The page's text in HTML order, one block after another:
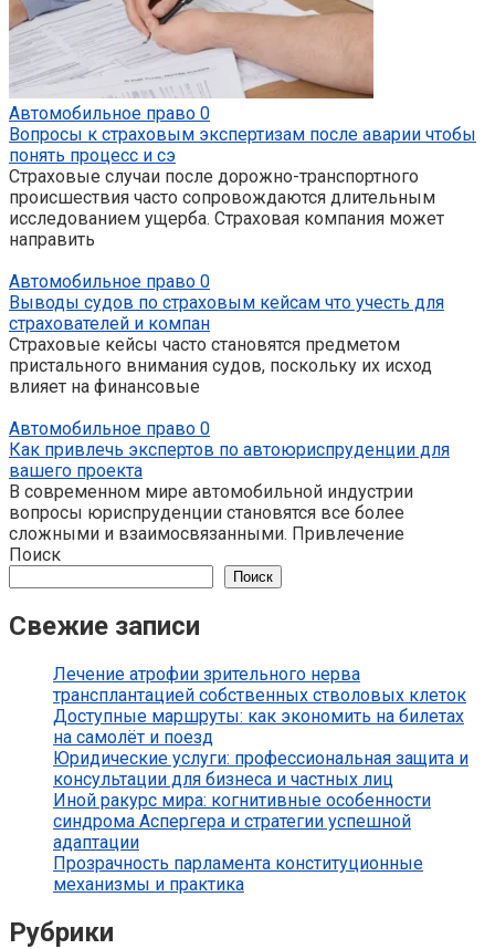
Автомобильное право 0
Вопросы к страховым экспертизам после аварии чтобы
понять процесс и сэ
Страховые случаи после дорожно-транспортного
происшествия часто сопровождаются длительным
исследованием ущерба. Страховая компания может
направить
Автомобильное право 0
Выводы судов по страховым кейсам что учесть для
страхователей и компан
Страховые кейсы часто становятся предметом
пристального внимания судов, поскольку их исход
влияет на финансовые
Автомобильное право 0
Как привлечь экспертов по автоюриспруденции для
вашего проекта
В современном мире автомобильной индустрии
вопросы юриспруденции становятся все более
сложными и взаимосвязанными. Привлечение
Поиск
Поиск
Свежие записи
Лечение атрофии зрительного нерва
трансплантацией собственных стволовых клеток
Доступные маршруты: как экономить на билетах
на самолёт и поезд
Юридические услуги: профессиональная защита и
консультации для бизнеса и частных лиц
Иной ракурс мира: когнитивные особенности
синдрома Аспергера и стратегии успешной
адаптации
Прозрачность парламента конституционные
механизмы и практика
Рубрики